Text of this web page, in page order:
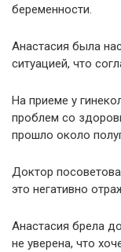
беременности.
Анастасия была
ситуацией, что
На приеме у
проблем со
прошло около
Доктор
это негативно
Анастасия брела
не уверена, что